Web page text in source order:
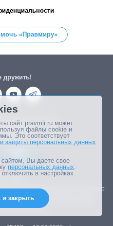
«Правмиру»
дружить!
в Федеральной службе по
технологий и массовых
(Роскомнадзор).
сайт pravmir.ru может
файлы cookie и
Это соответствует
и защиты персональных данных
Вы даете свое
персональных данных.
в настройках
и закрыть